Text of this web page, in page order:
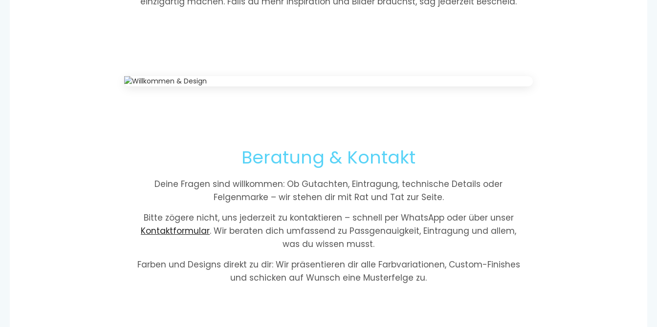
Beratung & Kontakt
Deine Fragen sind willkommen: Ob Gutachten, Eintragung, technische Details oder
Felgenmarke – wir stehen dir mit Rat und Tat zur Seite.
Bitte zögere nicht, uns jederzeit zu kontaktieren – schnell per WhatsApp oder über unser
Kontaktformular. Wir beraten dich umfassend zu Passgenauigkeit, Eintragung und allem,
was du wissen musst.
Farben und Designs direkt zu dir: Wir präsentieren dir alle Farbvariationen, Custom-Finishes
und schicken auf Wunsch eine Musterfelge zu.